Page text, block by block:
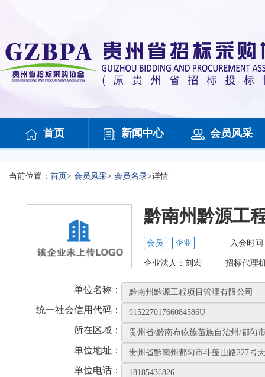
首页 新闻中心 会员风采
当前位置： 首页> 会员风采> 会员名录>详情
黔南州黔源工
会员 企业 入会时间
企业法人： 刘宏 招标代理
单位名称：
统一社会信用代码：
所在区域：
单位地址：
单位电话：